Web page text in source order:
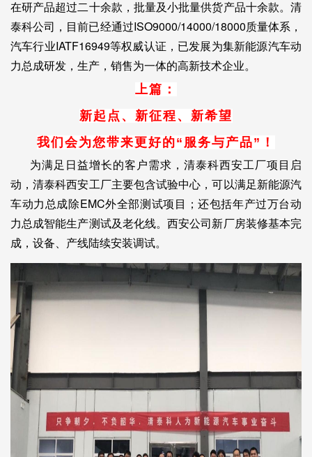
在研产品超过二十余款，批量及小批量供货产品十余款。清
泰科公司，目前已经通过ISO9000/14000/18000质量体系，
汽车行业IATF16949等权威认证，已发展为集新能源汽车动
力总成研发，生产，销售为一体的高新技术企业。
上篇：
新起点、新征程、新希望
我们会为您带来更好的“服务与产品”！
为满足日益增长的客户需求，清泰科西安工厂项目启
动，清泰科西安工厂主要包含试验中心，可以满足新能源汽
车动力总成除EMC外全部测试项目；还包括年产过万台动
力总成智能生产测试及老化线。西安公司新厂房装修基本完
成，设备、产线陆续安装调试。